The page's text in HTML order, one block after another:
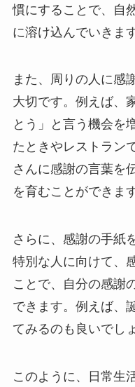
慣にすることで、自
に溶け込んでいきます
また、周りの人に感
大切です。例えば、
とう」と言う機会を
たときやレストラン
さんに感謝の言葉を
を育むことができます
さらに、感謝の手紙
特別な人に向けて、
ことで、自分の感謝
できます。例えば、
てみるのも良いでし
このように、日常生